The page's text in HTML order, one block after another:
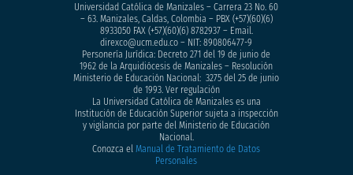
Universidad Católica de Manizales – Carrera 23 No. 60
– 63. Manizales, Caldas, Colombia – PBX (+57)(60)(6)
8933050FAX (+57)(60)(6) 8782937 – Email.
direxco@ucm.edu.co – NIT: 890806477-9
Personería Jurídica: Decreto 271 del 19 de junio de
1962 de la Arquidiócesis de Manizales – Resolución
Ministerio de Educación Nacional: 3275 del 25 de junio
de 1993. Ver regulación
La Universidad Católica de Manizales es una
Institución de Educación Superior sujeta a inspección
y vigilancia por parte del Ministerio de Educación
Nacional.
Conozca elManual de Tratamiento de Datos
Personales